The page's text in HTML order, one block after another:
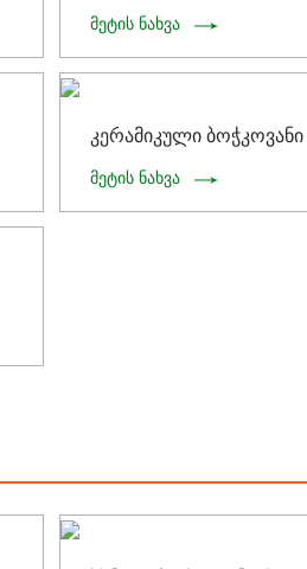
მეტის ნახვა
კერამიკული
მეტის ნახვა